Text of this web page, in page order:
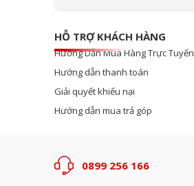
HỖ TRỢ KHÁCH HÀNG
Hướng Dẫn Mua Hàng Trực Tuyến
Hướng dẫn thanh toán
Giải quyết khiếu nại
Hướng dẫn mua trả góp
0899 256 166